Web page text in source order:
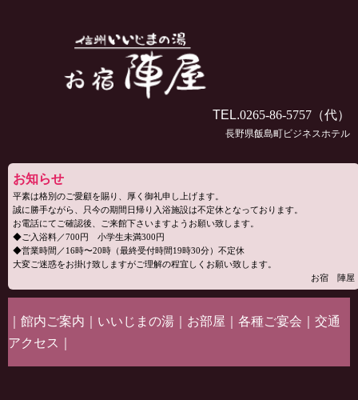
TEL.0265-86-5757 （代）
長野県飯島町ビジネスホテル
お知らせ
平素は格別のご愛顧を賜り、厚く御礼申し上げます。
誠に勝手ながら、只今の期間日帰り入浴施設は不定休となっております。
お電話にてご確認後、ご来館下さいますようお願い致します。
◆ご入浴料／700円 小学生未満300円
◆営業時間／16時〜20時（最終受付時間19時30分）不定休
大変ご迷惑をお掛け致しますがご理解の程宜しくお願い致します。
お宿 陣屋
館内ご案内 いいじまの湯 お部屋 各種ご宴会
交通
アクセス